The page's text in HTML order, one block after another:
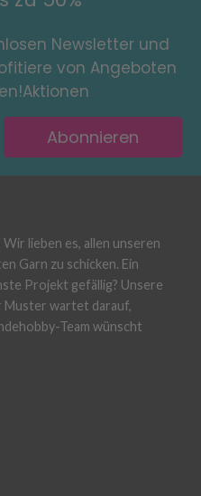
Newsletter und
von Angeboten
Abonnieren
lieben es, allen unseren
Garn zu schicken. Ein
Projekt gefällig? Unsere
Muster wartet darauf,
Team wünscht